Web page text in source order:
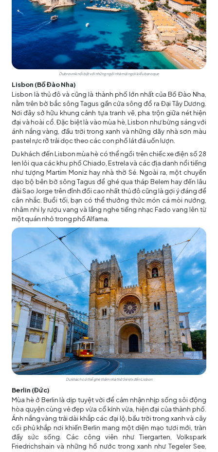
Dubrovnik nổi bật với những ngôi nhà mái ngói kiểu baroque
Lisbon (Bồ Đào Nha)
Lisbon là thủ đô và cũng là thành phố lớn nhất của Bồ Đào Nha,
nằm trên bờ bắc sông Tagus gần cửa sông đổ ra Đại Tây Dương.
Nơi đây sở hữu khung cảnh tựa tranh vẽ, pha trộn giữa nét hiện
đại và hoài cổ. Đặc biệt là vào mùa hè, Lisbon như bừng sáng với
ánh nắng vàng, đầu trời trong xanh và những dãy nhà sơn màu
pastel rực rỡ trải dọc theo các con phố lát đá uốn lượn.
Du khách đến Lisbon mùa hè có thể ngồi trên chiếc xe điện số 28
len lỏi qua các khu phố Chiado, Estrela và các địa danh nổi tiếng
như tượng Martim Moniz hay nhà thờ Sé. Ngoài ra, một chuyến
dạo bộ bên bờ sông Tagus để ghé qua tháp Belem hay đến lâu
đài Sao Jorge trên đỉnh đồi cao nhất thủ đô cũng là gợi ý đáng để
cân nhắc. Buổi tối, bạn có thể thưởng thức món cá mòi nướng,
nhâm nhi ly rượu vang và lắng nghe tiếng nhạc Fado vang lên từ
một quán nhỏ trong phố Alfama.
Du khách có thể ghé thăm nhà thờ Sé khi đến Lisbon
Berlin (Đức)
Mùa hè ở Berlin là dịp tuyệt vời để cảm nhận nhịp sống sôi động
hòa quyện cùng vẻ đẹp vừa cổ kính vừa, hiện đại của thành phố.
Ánh nắng vàng trải dài khắp các đại lộ, bầu trời trong xanh và cây
cối phủ khắp nơi khiến Berlin mang một diện mạo tươi mới, tràn
đầy sức sống. Các công viên như Tiergarten, Volkspark
Friedrichshain và những hồ nước trong xanh như Tegeler See,